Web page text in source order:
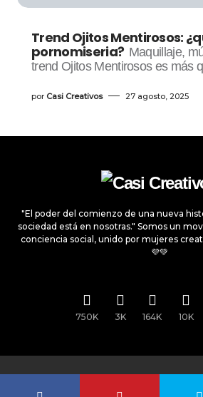
Trend Ojitos Mentirosos:
pornomiseria? Maquillaje,
trend Ojitos Mentirosos es más
por Casi Creativos 27 agosto, 2025
"El poder del comienzo de una nueva
sociedad está en nosotras." Somos un
conciencia social, unido por mujeres
💜💚
750K 3K 164K 10K